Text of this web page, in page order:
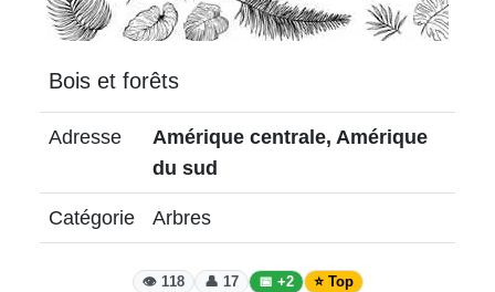
Bois et forêts
Adresse
Amérique centrale, Amérique
du sud
Catégorie Arbres
👁️ 118 👤 17 📅 +2 ⭐ Top